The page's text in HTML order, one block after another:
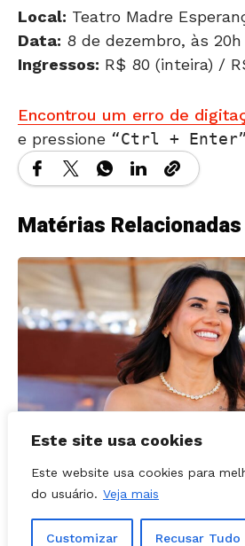
Este site usa cookies
Este website usa cookies para
do usuário. Veja mais
Customizar Recusar Tudo
Data:8 de dezembro, às 20h
Ingressos: R$ 80 (inteira) /
e pressione Ctrl + Enter
Matérias Relacionadas
POLÍTICA - GOIÁS 03, agosto, 2026
Prefeita Solange